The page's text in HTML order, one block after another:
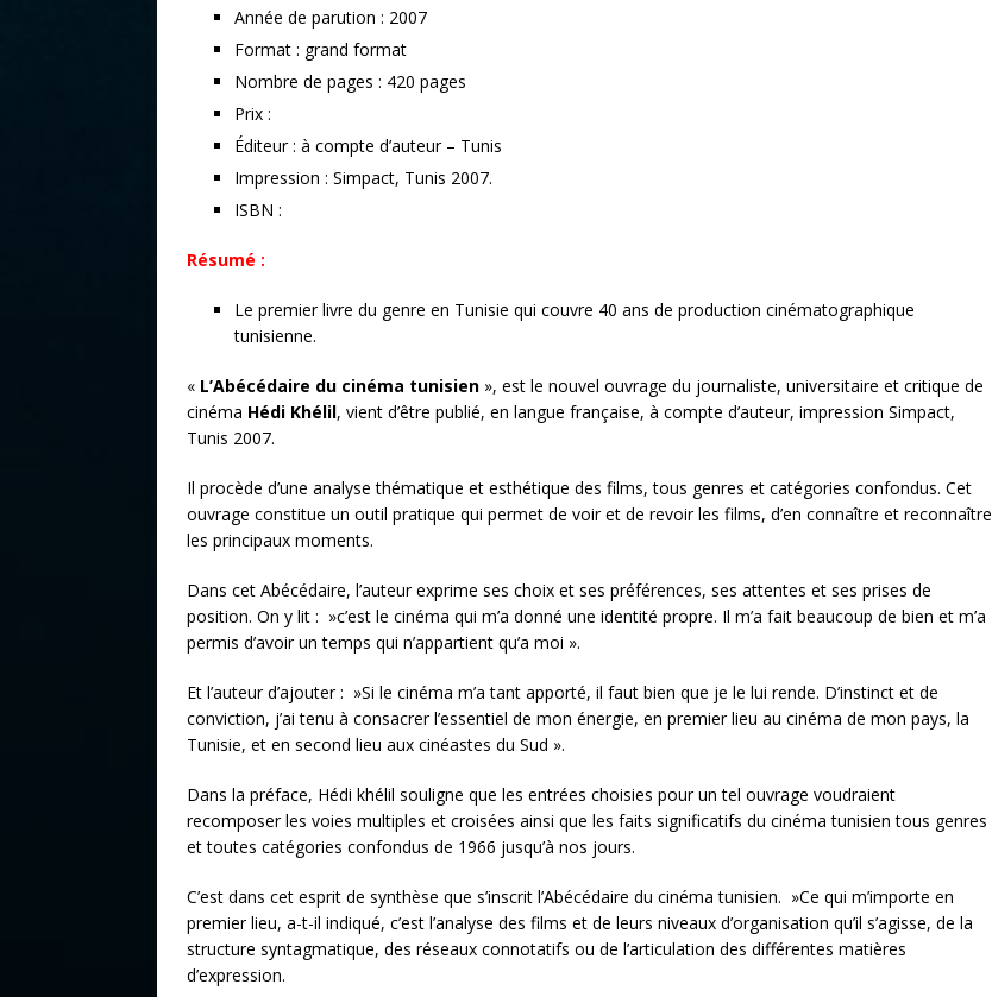
Année de parution : 2007
Format : grand format
Nombre de pages : 420 pages
Prix :
Éditeur : à compte d’auteur – Tunis
Impression : Simpact, Tunis 2007.
ISBN :
Résumé :
Le premier livre du genre en Tunisie qui couvre 40 ans de production cinématographique
tunisienne.
« L’Abécédaire du cinéma tunisien », est le nouvel ouvrage du journaliste, universitaire et critique de
cinéma Hédi Khélil, vient d’être publié, en langue française, à compte d’auteur, impression Simpact,
Tunis 2007.
Il procède d’une analyse thématique et esthétique des films, tous genres et catégories confondus. Cet
ouvrage constitue un outil pratique qui permet de voir et de revoir les films, d’en connaître et reconnaître
les principaux moments.
Dans cet Abécédaire, l’auteur exprime ses choix et ses préférences, ses attentes et ses prises de
position. On y lit : »c’est le cinéma qui m’a donné une identité propre. Il m’a fait beaucoup de bien et m’a
permis d’avoir un temps qui n’appartient qu’a moi ».
Et l’auteur d’ajouter : »Si le cinéma m’a tant apporté, il faut bien que je le lui rende. D’instinct et de
conviction, j’ai tenu à consacrer l’essentiel de mon énergie, en premier lieu au cinéma de mon pays, la
Tunisie, et en second lieu aux cinéastes du Sud ».
Dans la préface, Hédi khélil souligne que les entrées choisies pour un tel ouvrage voudraient
recomposer les voies multiples et croisées ainsi que les faits significatifs du cinéma tunisien tous genres
et toutes catégories confondus de 1966 jusqu’à nos jours.
C’est dans cet esprit de synthèse que s’inscrit l’Abécédaire du cinéma tunisien. »Ce qui m’importe en
premier lieu, a-t-il indiqué, c’est l’analyse des films et de leurs niveaux d’organisation qu’il s’agisse, de la
structure syntagmatique, des réseaux connotatifs ou de l’articulation des différentes matières
d’expression.